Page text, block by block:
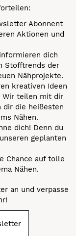
Abonnent
Aktionen und
dich
Stofftrends der
Nähprojekte.
kreativen Ideen
Wir teilen mit dir
dir die heißesten
Nähen.
dich! Denn du
geplanten
Chance auf tolle
Nähen.
an und verpasse